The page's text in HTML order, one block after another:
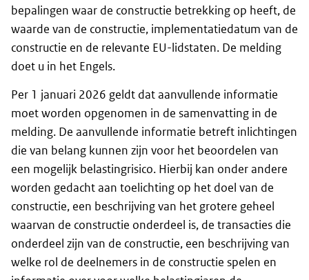
bepalingen waar de constructie betrekking op heeft, de
waarde van de constructie, implementatiedatum van de
constructie en de relevante EU-lidstaten. De melding
doet u in het Engels.
Per 1 januari 2026 geldt dat aanvullende informatie
moet worden opgenomen in de samenvatting in de
melding. De aanvullende informatie betreft inlichtingen
die van belang kunnen zijn voor het beoordelen van
een mogelijk belastingrisico. Hierbij kan onder andere
worden gedacht aan toelichting op het doel van de
constructie, een beschrijving van het grotere geheel
waarvan de constructie onderdeel is, de transacties die
onderdeel zijn van de constructie, een beschrijving van
welke rol de deelnemers in de constructie spelen en